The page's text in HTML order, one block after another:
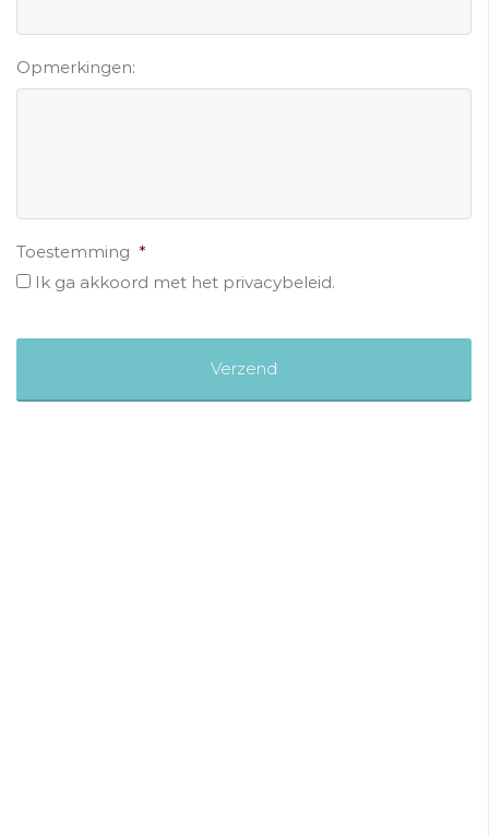
Opmerkingen:
Toestemming *
Ik ga akkoord met het privacybeleid.